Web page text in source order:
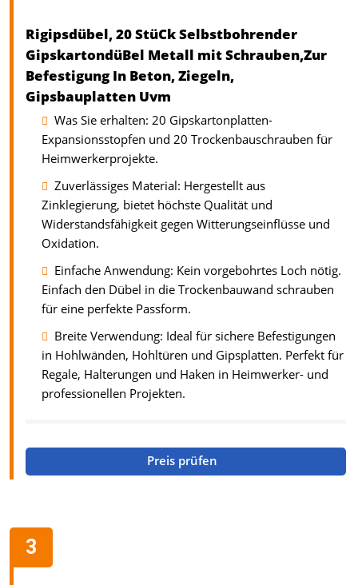
Rigipsdübel, 20 StüCk Selbstbohrender
GipskartondüBel Metall mit Schrauben,​Zur
Befestigung In Beton, Ziegeln,
Gipsbauplatten Uvm
Was Sie erhalten: 20 Gipskartonplatten-
Expansionsstopfen und 20 Trockenbauschrauben für
Heimwerkerprojekte.
Zuverlässiges Material: Hergestellt aus
Zinklegierung, bietet höchste Qualität und
Widerstandsfähigkeit gegen Witterungseinflüsse und
Oxidation.
Einfache Anwendung: Kein vorgebohrtes Loch nötig.
Einfach den Dübel in die Trockenbauwand schrauben
für eine perfekte Passform.
Breite Verwendung: Ideal für sichere Befestigungen
in Hohlwänden, Hohltüren und Gipsplatten. Perfekt für
Regale, Halterungen und Haken in Heimwerker- und
professionellen Projekten.
Preis prüfen